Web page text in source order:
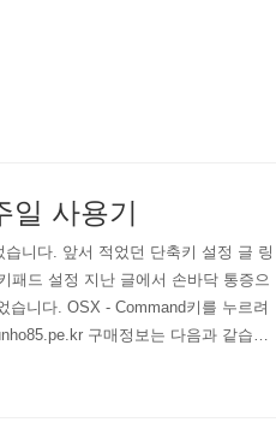
사용기
니다. 앞서 적었던 단축키 설정 글 링
패드 설정 지난 글에서 손바닥 통증으
니다. OSX - Command키를 누르려
구매정보는 다음과 같습니
해 구입하면 저에게 약간의 이익이 생